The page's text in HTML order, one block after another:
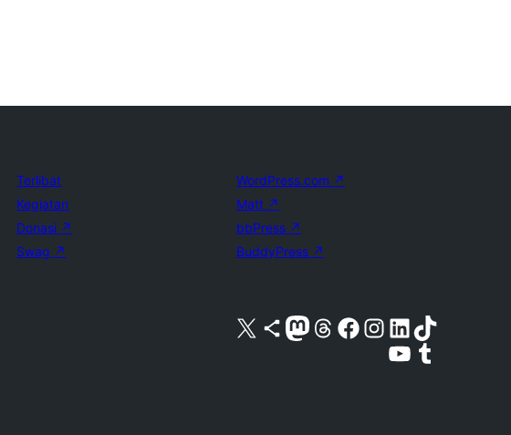
Terlibat
Kegiatan
Donasi ↗
Swag ↗
WordPress.com ↗
Matt ↗
bbPress ↗
BuddyPress ↗
Kunjungi akun X (sebelumnya Twitter) kamiVisit our Bluesky account
Kunjungi akun Mastodon kamiVisit our Threads account
Kunjungi halaman Facebook kamiKunjungi akun Instagram kamiKunjungi akun LinkedIn kamiVisit our TikTok account
Kunjungi channel YouTube kamiVisit our Tumblr account